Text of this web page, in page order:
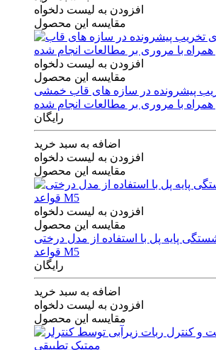
افزودن به لیست دلخواه
مقایسه این محصول
افزودن به لیست دلخواه
مقایسه این محصول
پیشرونده در سازه های قاب خمشی
همراه با مروری بر مطالعات انجام شده
رایگان
اضافه به سبد خرید
افزودن به لیست دلخواه
مقایسه این محصول
افزودن به لیست دلخواه
مقایسه این محصول
پایه پل با استفاده از مدل درختی
قواعد M5
رایگان
اضافه به سبد خرید
افزودن به لیست دلخواه
مقایسه این محصول